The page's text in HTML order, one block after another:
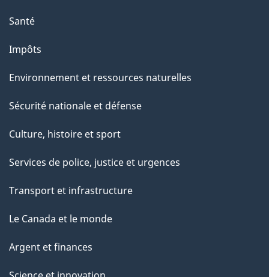
Santé
Impôts
Environnement et ressources naturelles
Sécurité nationale et défense
Culture, histoire et sport
Services de police, justice et urgences
Transport et infrastructure
Le Canada et le monde
Argent et finances